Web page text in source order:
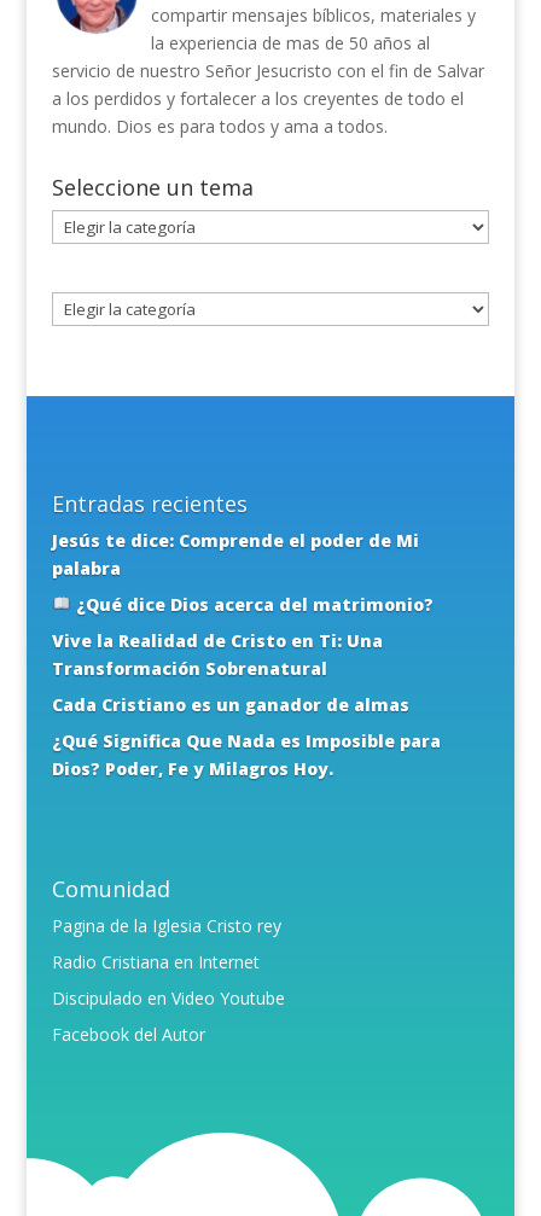
compartir mensajes bíblicos, materiales y
la experiencia de mas de 50 años al
servicio de nuestro Señor Jesucristo con el fin de Salvar
a los perdidos y fortalecer a los creyentes de todo el
mundo. Dios es para todos y ama a todos.
Seleccione un tema
Seleccione
un
Entradas recientes
Jesús te dice: Comprende el poder de Mi
palabra
¿Qué dice Dios acerca del matrimonio?
Vive la Realidad de Cristo en Ti: Una
Transformación Sobrenatural
Cada Cristiano es un ganador de almas
¿Qué Significa Que Nada es Imposible para
Dios? Poder, Fe y Milagros Hoy.
Comunidad
Pagina de la Iglesia Cristo rey
Radio Cristiana en Internet
Discipulado en Video Youtube
Facebook del Autor